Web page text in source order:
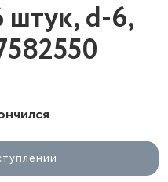
d-6,